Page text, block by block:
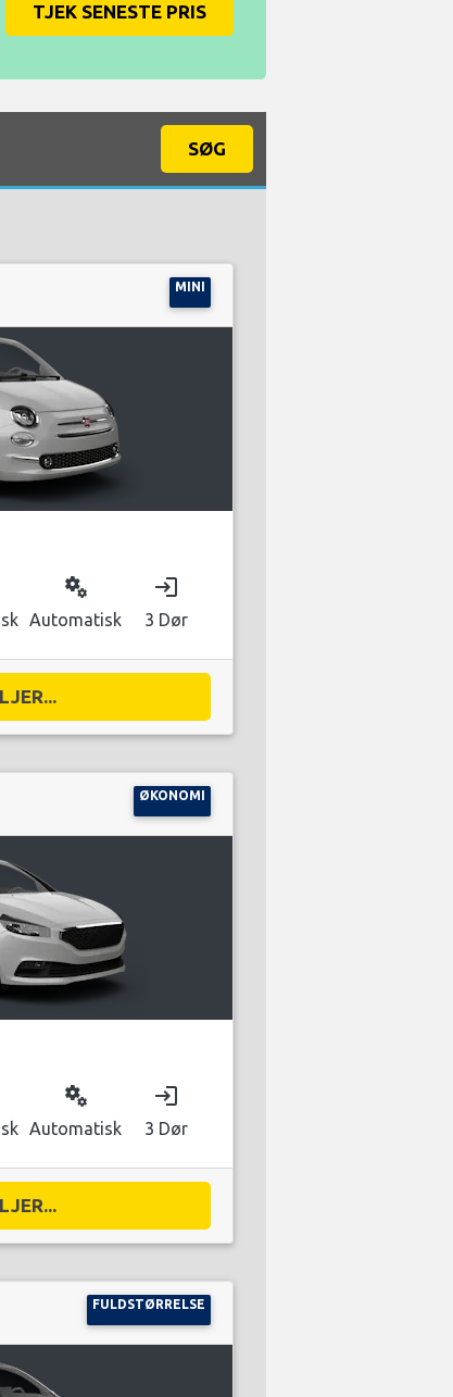
TJEK SENESTE PRIS
SØG
MINI
miscellaneous_services
Automatisk
login
3 Dør
ØKONOMI
miscellaneous_services
Automatisk
login
3 Dør
FULDSTØRRELSE